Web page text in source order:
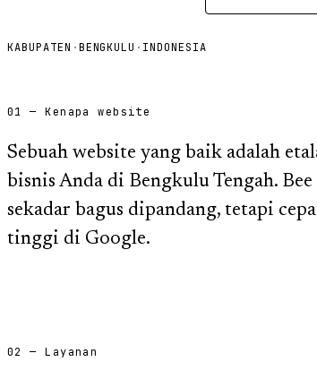
KABUPATEN ·BENGKULU · INDONESIA
01 — Kenapa website
Sebuah website yang baik adalah
bisnis Anda di Bengkulu Tengah.
sekadar bagus dipandang, tetapi
tinggi di Google.
02 — Layanan